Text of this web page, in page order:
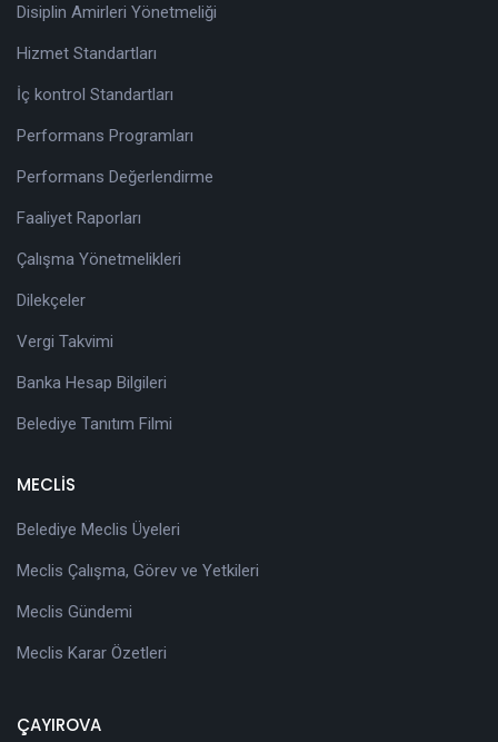
Disiplin Amirleri Yönetmeliği
Hizmet Standartları
İç kontrol Standartları
Performans Programları
Performans Değerlendirme
Faaliyet Raporları
Çalışma Yönetmelikleri
Dilekçeler
Vergi Takvimi
Banka Hesap Bilgileri
Belediye Tanıtım Filmi
MECLİS
Belediye Meclis Üyeleri
Meclis Çalışma, Görev ve Yetkileri
Meclis Gündemi
Meclis Karar Özetleri
ÇAYIROVA